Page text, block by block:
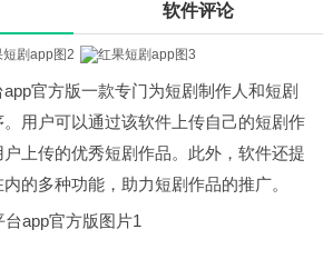
软件评论
官方版一款专门为短剧制作人和短剧
用户可以通过该软件上传自己的短剧作
上传的优秀短剧作品。此外，软件还提
的多种功能，助力短剧作品的推广。